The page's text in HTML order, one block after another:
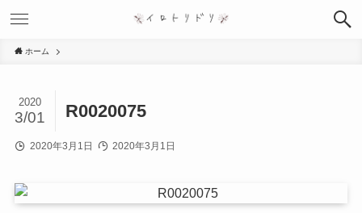
ホーム
R0020075
2020
3/01
2020年3月1日 2020年3月1日